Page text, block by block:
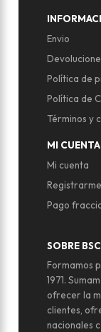
Envio
Política de
Política de
Términos y
MI CUENTA
Mi cuenta
Registrarme
Pago
SOBRE BSC
Formamos
1971.
ofrecer la
clientes,
nacionales